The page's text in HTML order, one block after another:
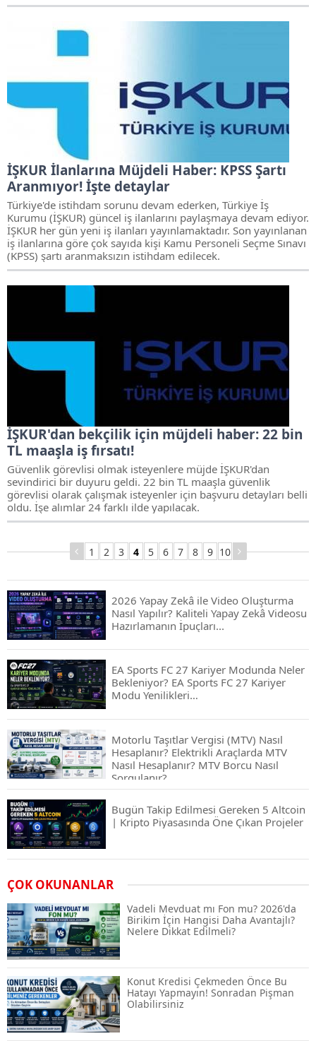
İŞKUR İlanlarına Müjdeli Haber: KPSS Şartı
Aranmıyor! İşte detaylar
Türkiye'de istihdam sorunu devam ederken, Türkiye İş
Kurumu (İŞKUR) güncel iş ilanlarını paylaşmaya devam ediyor.
İŞKUR her gün yeni iş ilanları yayınlamaktadır. Son yayınlanan
iş ilanlarına göre çok sayıda kişi Kamu Personeli Seçme Sınavı
(KPSS) şartı aranmaksızın istihdam edilecek.
İŞKUR'dan bekçilik için müjdeli haber: 22 bin
TL maaşla iş fırsatı!
Güvenlik görevlisi olmak isteyenlere müjde İŞKUR'dan
sevindirici bir duyuru geldi. 22 bin TL maaşla güvenlik
görevlisi olarak çalışmak isteyenler için başvuru detayları belli
oldu. İşe alımlar 24 farklı ilde yapılacak.
1 2 3 4 5 6 7 8 9 10
2026 Yapay Zekâ ile Video Oluşturma
Nasıl Yapılır? Kaliteli Yapay Zekâ Videosu
Hazırlamanın İpuçları...
EA Sports FC 27 Kariyer Modunda Neler
Bekleniyor? EA Sports FC 27 Kariyer
Modu Yenilikleri…
Motorlu Taşıtlar Vergisi (MTV) Nasıl
Hesaplanır? Elektrikli Araçlarda MTV
Nasıl Hesaplanır? MTV Borcu Nasıl
Sorgulanır?
Bugün Takip Edilmesi Gereken 5 Altcoin
| Kripto Piyasasında Öne Çıkan Projeler
Airdrop Nasıl Alınır? Kripto Para Airdrop
Rehberi ve Güvenli Katılım Yöntemleri
Spot ve Vadeli İşlem Arasındaki Farklar |
Hangi Piyasa Sizin İçin Daha Uygun?
ABD-İran Anlaşması Sonrası Altın
Rekora Koştu, Petrol Fiyatları Sert Düştü
ÇOK OKUNANLAR
Vadeli Mevduat mı Fon mu? 2026'da
Birikim İçin Hangisi Daha Avantajlı?
Nelere Dikkat Edilmeli?
Konut Kredisi Çekmeden Önce Bu
Hatayı Yapmayın! Sonradan Pişman
Olabilirsiniz